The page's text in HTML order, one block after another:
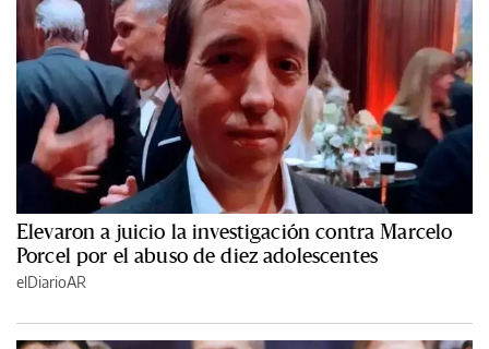
Elevaron a juicio la investigación contra Marcelo
Porcel por el abuso de diez adolescentes
elDiarioAR